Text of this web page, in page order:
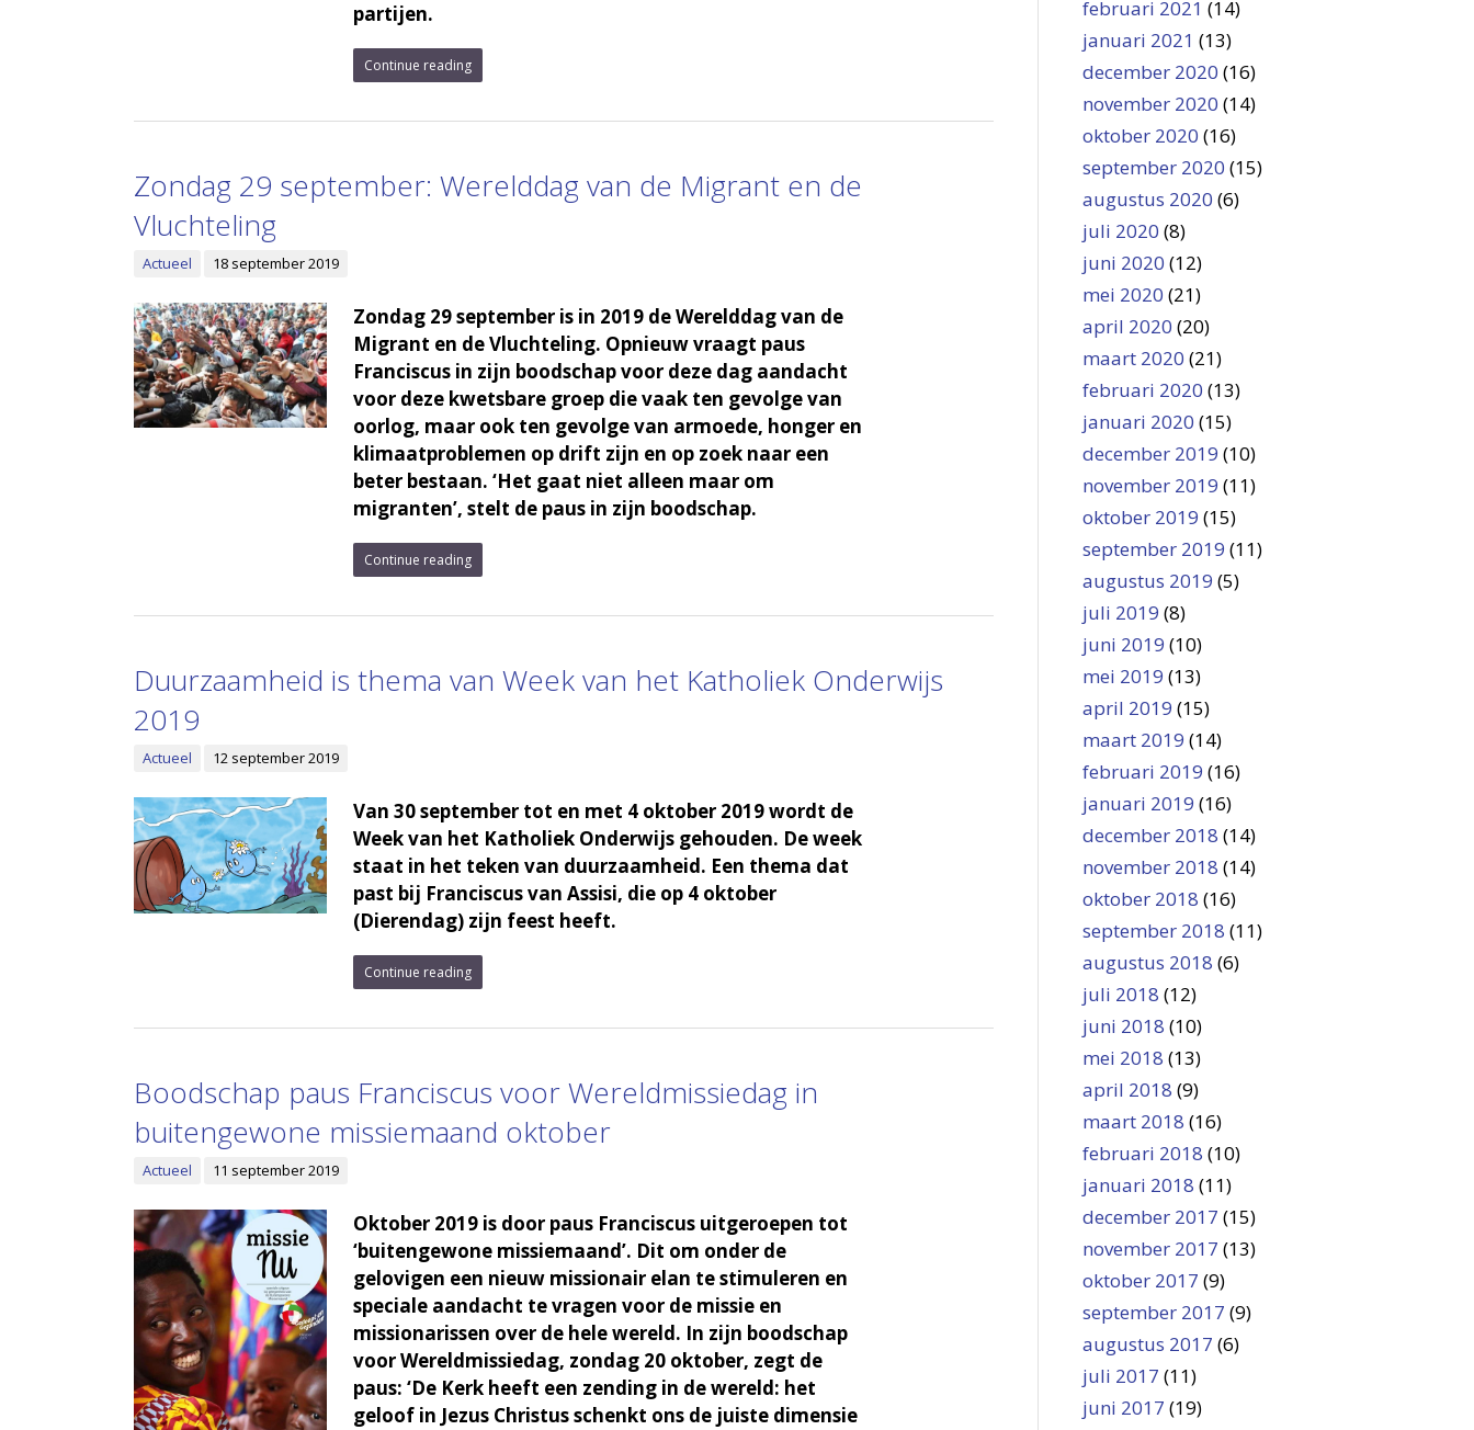
partijen.
Continue reading
Zondag 29 september: Werelddag van de Migrant en de
Vluchteling
Actueel 18 september 2019
Zondag 29 september is in 2019 de Werelddag van de
Migrant en de Vluchteling. Opnieuw vraagt paus
Franciscus in zijn boodschap voor deze dag aandacht
voor deze kwetsbare groep die vaak ten gevolge van
oorlog, maar ook ten gevolge van armoede, honger en
klimaatproblemen op drift zijn en op zoek naar een
beter bestaan. ‘Het gaat niet alleen maar om
migranten’, stelt de paus in zijn boodschap.
Continue reading
Duurzaamheid is thema van Week van het Katholiek Onderwijs
2019
Actueel 12 september 2019
Van 30 september tot en met 4 oktober 2019 wordt de
Week van het Katholiek Onderwijs gehouden. De week
staat in het teken van duurzaamheid. Een thema dat
past bij Franciscus van Assisi, die op 4 oktober
(Dierendag) zijn feest heeft.
Continue reading
Boodschap paus Franciscus voor Wereldmissiedag in
buitengewone missiemaand oktober
Actueel 11 september 2019
Oktober 2019 is door paus Franciscus uitgeroepen tot
‘buitengewone missiemaand’. Dit om onder de
gelovigen een nieuw missionair elan te stimuleren en
speciale aandacht te vragen voor de missie en
missionarissen over de hele wereld. In zijn boodschap
voor Wereldmissiedag, zondag 20 oktober, zegt de
paus: ‘De Kerk heeft een zending in de wereld: het
geloof in Jezus Christus schenkt ons de juiste dimensie
februari 2021 (14)
januari 2021 (13)
december 2020 (16)
november 2020 (14)
oktober 2020 (16)
september 2020 (15)
augustus 2020 (6)
juli 2020 (8)
juni 2020 (12)
mei 2020 (21)
april 2020 (20)
maart 2020 (21)
februari 2020 (13)
januari 2020 (15)
december 2019 (10)
november 2019 (11)
oktober 2019 (15)
september 2019 (11)
augustus 2019 (5)
juli 2019 (8)
juni 2019 (10)
mei 2019 (13)
april 2019 (15)
maart 2019 (14)
februari 2019 (16)
januari 2019 (16)
december 2018 (14)
november 2018 (14)
oktober 2018 (16)
september 2018 (11)
augustus 2018 (6)
juli 2018 (12)
juni 2018 (10)
mei 2018 (13)
april 2018 (9)
maart 2018 (16)
februari 2018 (10)
januari 2018 (11)
december 2017 (15)
november 2017 (13)
oktober 2017 (9)
september 2017 (9)
augustus 2017 (6)
juli 2017 (11)
juni 2017 (19)